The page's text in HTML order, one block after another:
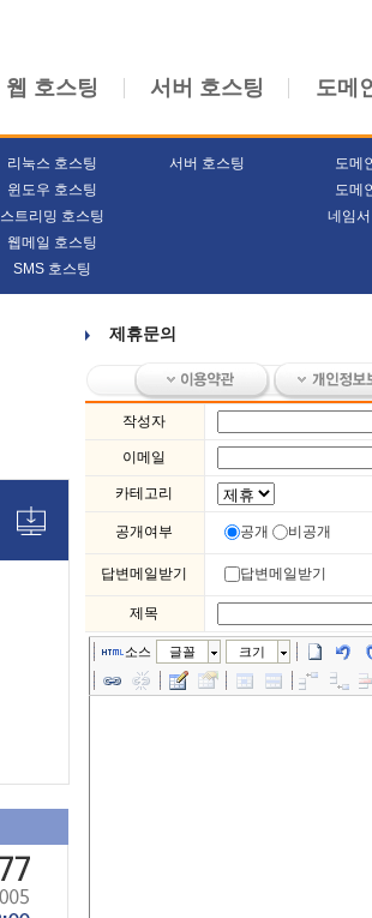
웹 호스팅 서버 호스팅 도메
리눅스 호스팅
윈도우 호스팅
스트리밍 호스팅
웹메일 호스팅
SMS 호스팅
서버 호스팅
도메
도메
네임
제휴문의
작성자
이메일
카테고리
공개여부 공개 비공개
답변메일받기 답변메일받기
제목
소스 글꼴 크기